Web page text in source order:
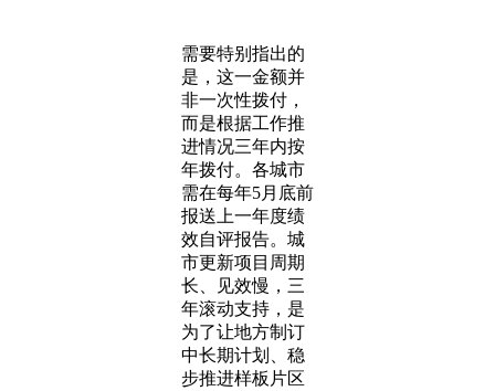
需要特别指出的
是，这一金额并
非一次性拨付，
而是根据工作推
进情况三年内按
年拨付。各城市
需在每年5月底前
报送上一年度绩
效自评报告。城
市更新项目周期
长、见效慢，三
年滚动支持，是
为了让地方制订
中长期计划、稳
步推进样板片区